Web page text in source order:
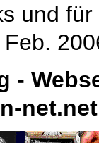
und
Feb.
-
net.net